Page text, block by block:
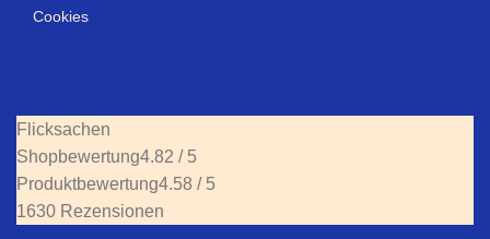
Cookies
Flicksachen
Shopbewertung4.82 / 5
Produktbewertung4.58 / 5
1630 Rezensionen